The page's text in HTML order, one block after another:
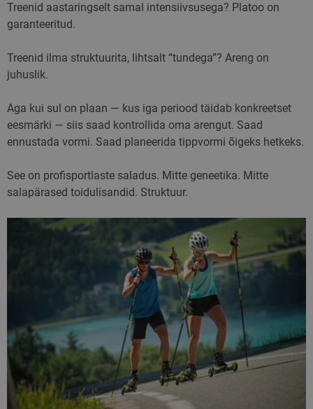
Treenid aastaringselt samal intensiivsusega? Platoo on
garanteeritud.
Treenid ilma struktuurita, lihtsalt “tundega”? Areng on
juhuslik.
Aga kui sul on plaan — kus iga periood täidab konkreetset
eesmärki — siis saad kontrollida oma arengut. Saad
ennustada vormi. Saad planeerida tippvormi õigeks hetkeks.
See on profisportlaste saladus. Mitte geneetika. Mitte
salapärased toidulisandid. Struktuur.